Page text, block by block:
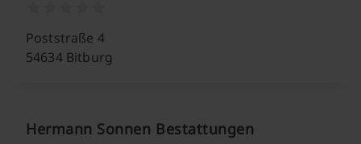
Poststraße 4
54634 Bitburg
Hermann Sonnen Bestattungen